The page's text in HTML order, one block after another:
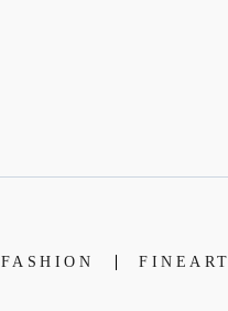
FASHION FINEART